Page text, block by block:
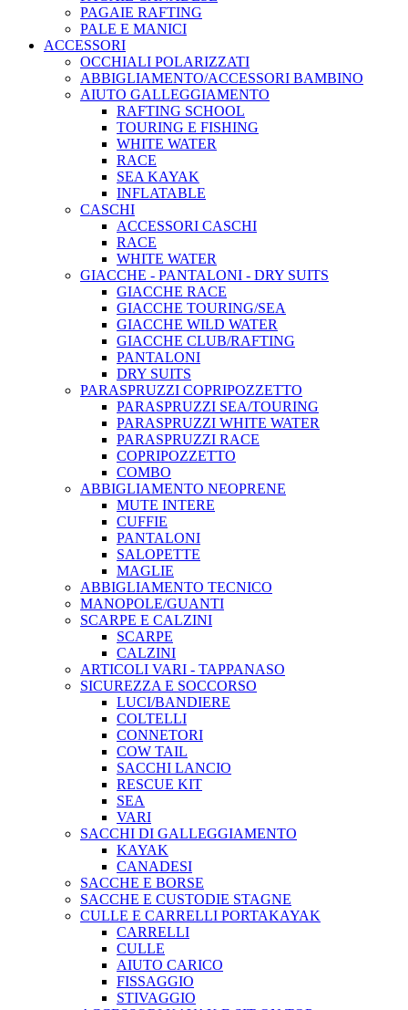
PAGAIE RAFTING
PALE E MANICI
ACCESSORI
OCCHIALI POLARIZZATI
ABBIGLIAMENTO/ACCESSORI BAMBINO
AIUTO GALLEGGIAMENTO
RAFTING SCHOOL
TOURING E FISHING
WHITE WATER
RACE
SEA KAYAK
INFLATABLE
CASCHI
ACCESSORI CASCHI
RACE
WHITE WATER
GIACCHE - PANTALONI - DRY SUITS
GIACCHE RACE
GIACCHE TOURING/SEA
GIACCHE WILD WATER
GIACCHE CLUB/RAFTING
PANTALONI
DRY SUITS
PARASPRUZZI COPRIPOZZETTO
PARASPRUZZI SEA/TOURING
PARASPRUZZI WHITE WATER
PARASPRUZZI RACE
COPRIPOZZETTO
COMBO
ABBIGLIAMENTO NEOPRENE
MUTE INTERE
CUFFIE
PANTALONI
SALOPETTE
MAGLIE
ABBIGLIAMENTO TECNICO
MANOPOLE/GUANTI
SCARPE E CALZINI
SCARPE
CALZINI
ARTICOLI VARI - TAPPANASO
SICUREZZA E SOCCORSO
LUCI/BANDIERE
COLTELLI
CONNETORI
COW TAIL
SACCHI LANCIO
RESCUE KIT
SEA
VARI
SACCHI DI GALLEGGIAMENTO
KAYAK
CANADESI
SACCHE E BORSE
SACCHE E CUSTODIE STAGNE
CULLE E CARRELLI PORTAKAYAK
CARRELLI
CULLE
AIUTO CARICO
FISSAGGIO
STIVAGGIO